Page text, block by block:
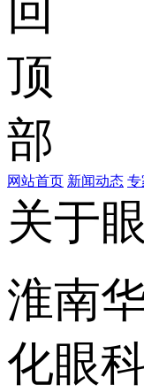
网站首页 新闻动态 专
关于
淮南
化眼